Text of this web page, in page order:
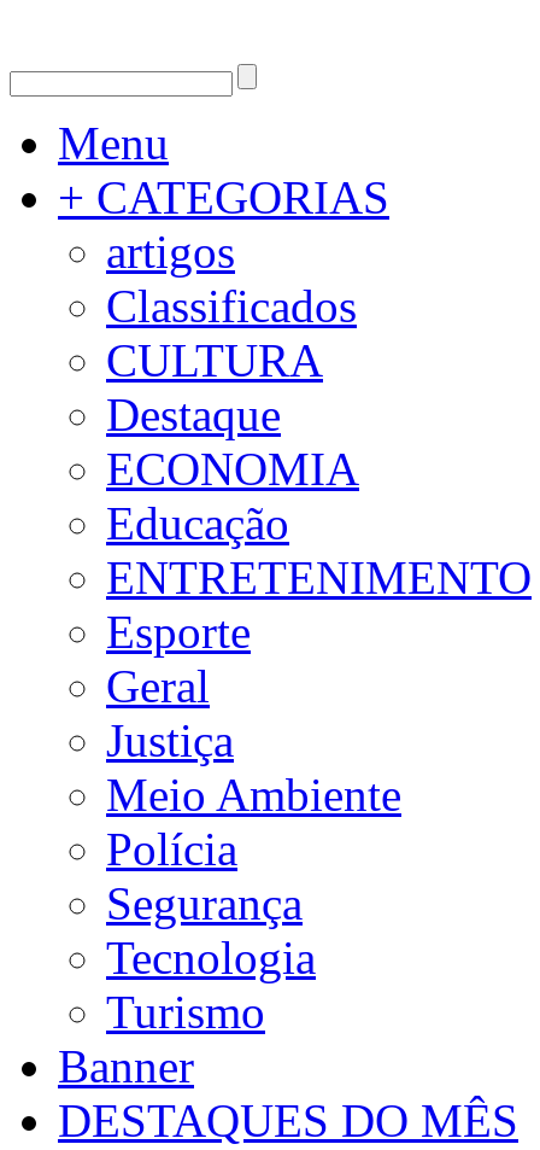
Menu
+ CATEGORIAS
artigos
Classificados
CULTURA
Destaque
ECONOMIA
Educação
ENTRETENIMENTO
Esporte
Geral
Justiça
Meio Ambiente
Polícia
Segurança
Tecnologia
Turismo
Banner
DESTAQUES DO MÊS